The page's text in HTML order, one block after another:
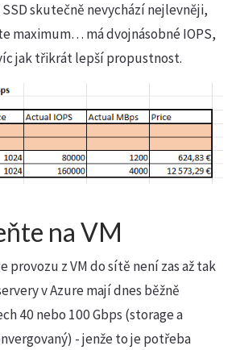
SSD skutečně nevychází nejlevněji,
maximum… má dvojnásobné IOPS,
jak třikrát lepší propustnost.
na VM
provozu z VM do sítě není zas až tak
v Azure mají dnes běžně
40 nebo 100 Gbps (storage a
- jenže to je potřeba